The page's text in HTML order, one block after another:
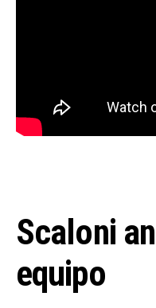
Scaloni
equipo